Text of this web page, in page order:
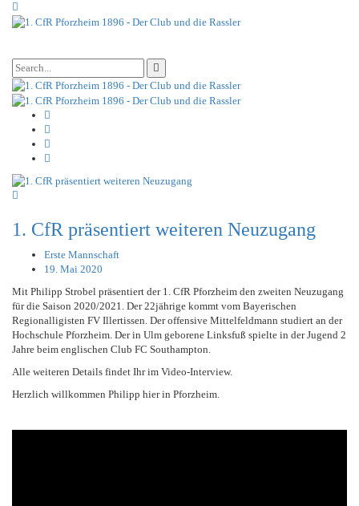
1. CfR präsentiert weiteren Neuzugang
Erste Mannschaft
19. Mai 2020
Mit Philipp Strobel präsentiert der 1. CfR Pforzheim den zweiten Neuzugang
für die Saison 2020/2021. Der 22jährige kommt vom Bayerischen
Regionalligisten FV Illertissen. Der offensive Mittelfeldmann studiert an der
Hochschule Pforzheim. Der in Ulm geborene Linksfuß spielte in der Jugend 2
Jahre beim englischen Club FC Southampton.
Alle weiteren Details findet Ihr im Video-Interview.
Herzlich willkommen Philipp hier in Pforzheim.